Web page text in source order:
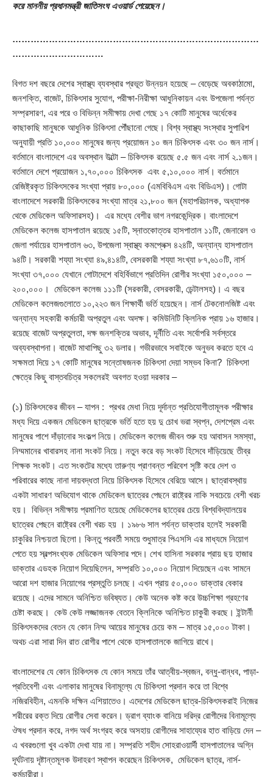
করে মাননীয় প্রধানমন্ত্রী জাতিসংঘ এওয়ার্ড পেয়েছেন।
………………………………………………………………………
…………………………
বিগত দশ বছরে দেশের স্বাস্থ্য ব্যবস্থার প্রভূত উন্নয়ন হয়েছে – বেড়েছে অবকাঠামো,
জনশক্তি, বাজেট, চিকিৎসার সুযোগ, পরীক্ষা-নিরীক্ষা আধুনিকায়ন এবং উপজেলা পর্যন্ত
সম্প্রসারণ, এর পরে ও বিভিন্ন সমীক্ষায় দেখা গেছে ১৭ কোটি মানুষের অর্ধেকের
কাছাকাছি মানুষকে আধুনিক চিকিৎসা পৌঁছানো গেছে। বিশ্ব স্বাস্থ্য সংস্থার সুপারিশ
অনুযায়ী প্রতি ১০,০০০ মানুষের জন্য প্রয়োজন ১০ জন চিকিৎসক এবং ৩০ জন নার্স।
বর্তমানে বাংলাদেশে এর অবস্থান উল্টো – চিকিৎসক রয়েছে ৫.৫ জন এবং নার্স ২.১জন।
বর্তমানে দেশে প্রয়োজন ১,৭০,০০০ চিকিৎসক এবং ৫,১০,০০০ নার্স। বর্তমানে
রেজিষ্ট্রকৃত চিকিৎসকের সংখ্যা প্রায় ৮০,০০০ (এমবিবিএস এবং বিডিএস)। গোটা
বাংলাদেশে সরকারী চিকিৎসকের সংখ্যা মাত্র ২১,৮০০ জন (মহাপরিচালক, অধ্যাপক
থেকে মেডিকেল অফিসারসহ)। এর মধ্যে বেশীর ভাগ নগরকেন্দ্রিক। বাংলাদেশে
মেডিকেল কলেজ হাসপাতাল রয়েছে ১৫টি, স্নাতকোত্তর হাসপাতাল ১১টি, জেনারেল ও
জেলা পর্যায়ের হাসপাতাল ৬৩, উপজেলা স্বাস্থ্য কমপ্লেক্স ৪২৪টি, অন্যান্য হাসপাতাল
৯৪টি। সরকারী শয্যা সংখ্যা ৪৯,৪১৪টি, বেসরকারী শয্যা সংখ্যা ৮৭,৬১০টি, নার্স
সংখ্যা ৩৭,০০০ যেখানে গোটাদেশে বহির্বিভাগে প্রতিদিন রোগীর সংখ্যা ১৫০,০০০ –
২০০,০০০। মেডিকেল কলেজ ১১১টি (সরকারী, বেসরকারী, ডেন্টালসহ)। এ বছর
মেডিকেল কলেজগুলোতে ১০,২২৩ জন শিক্ষার্থী ভর্তি হয়েছেন। নার্স টেকনোলজিষ্ট এবং
অন্যান্য সহকারী কর্মচারী অপ্রতুল এবং অদক্ষ। কমিউনিটি ক্লিনিক প্রায় ১৬ হাজার।
রয়েছে বাজেট অপ্রতুলতা, দক্ষ জনশক্তির অভাব, দূর্নীতি এবং সর্বোপরি সর্বস্তরে
অব্যবস্থাপনা। বাজেট মাথাপিছু ৩২ ডলার। গভীরভাবে সবাইকে অনুভব করতে হবে এ
সক্ষমতা দিয়ে ১৭ কোটি মানুষের সন্তোষজনক চিকিৎসা দেয়া সম্ভব কিনা? চিকিৎসা
ক্ষেত্রে কিছু বাস্তবচিত্র সকলেরই অবগত হওয়া দরকার –
(১) চিকিৎসকের জীবন – যাপন : প্রখর মেধা নিয়ে দূর্দান্ত প্রতিযোগীতামূলক পরীক্ষার
মধ্য দিয়ে একজন মেডিকেল ছাত্রকে ভর্তি হতে হয় দু চোখ ভরা স্বপ্ন, দেশপ্রেম এবং
মানুষের পাশে দাঁড়ানোর সংকল্প নিয়ে। মেডিকেল কলেজ জীবন শুরু হয় আবাসন সমস্যা,
নিম্মমানের খাবারসহ নানা সংকট নিয়ে। নতুন করে বড় সংকট হিসেবে দাঁড়িয়েছে তীব্র
শিক্ষক সংকট। এত সংকটের মধ্যে তারুণ্য প্রাণবন্ত পরিবেশ সৃষ্টি করে দেশ ও
পরিবারের কাছে নানা দায়বদ্ধতা নিয়ে চিকিৎসক হিসেবে বেরিয়ে আসে। ছাত্রাবস্থায়
একটা সাধারণ অভিযোগ থাকে মেডিকেল ছাত্রের পেছনে রাষ্ট্রের নাকি সবচেয়ে বেশী খরচ
হয়। বিভিন্ন সমীক্ষায় প্রমাণিত হয়েছে মেডিকেলের ছাত্রের চেয়ে বিশ্ববিদ্যালয়ের
ছাত্রের পেছনে রাষ্ট্রের বেশী খরচ হয় । ১৯৮৬ সাল পর্যন্ত ডাক্তার হলেই সরকারী
চাকুরির নিশ্চয়তা ছিলো। কিন্তু পরবর্তী সময়ে শুধুমাত্র পিএসসি এর মাধ্যমে নিয়োগ
পেতে হয় স্বল্পসংখ্যক মেডিকেল অফিসার পদে। শেখ হাসিনা সরকার প্রায় ছয় হাজার
ডাক্তার এডহক নিয়োগ দিয়েছিলেন, সম্প্রতি ১০,০০০ নিয়োগ দিয়েছেন এবং সামনে
আরো দশ হাজার নিয়োগের প্রস্তুতি চলছে। এখন প্রায় ৫০,০০০ ডাক্তার বেকার
রয়েছে। এদের সামনে অনিশ্চিত ভবিষ্যত। কেউ অনেক কষ্ট করে উচ্চশিক্ষা গ্রহণের
চেষ্টা করছে। কেউ কেউ লজ্জাজনক বেতনে ক্লিনিকে অনিশ্চিত চাকুরী করছে। ইন্টার্নী
চিকিৎসকদের বেতন যে কোন নিম্ম আয়ের মানুষের চেয়ে কম – মাত্র ১৫,০০০ টাকা।
অথচ এরা সারা দিন রাত রোগীর পাশে থেকে হাসপাতালকে জাগিয়ে রাখে।
বাংলাদেশের যে কোন চিকিৎসক যে কোন সময়ে তাঁর আত্বীয়-স্বজন, বন্ধু-বান্ধব, পাড়া-
প্রতিবেশী এবং এলাকার মানুষের বিনামূল্যে যে চিকিৎসা প্রদান করে তা বিশ্বে
নজিরবিহীন, এমনকি দক্ষিন এশিয়াতেও। এদেশের মেডিকেল ছাত্র-চিকিৎসকরাই নিজের
শরীরের রক্ত দিয়ে রোগীর সেবা করেন। ড্রাগ ব্যাংক বানিয়ে দরিদ্র রোগীদের বিনামূল্যে
ঔষধ প্রদান করে, নগদ অর্থ সংগ্রহ করে অসহায় রোগীদের সাহায্যের হাত বাড়িয়ে দেন –
এ খবরগুলো খুব একটা দেখা যায় না। সম্প্রতি শহীদ সোহরাওয়ার্দী হাসপাতালের অগ্নি
দূর্ঘটনায় দৃষ্টান্তমূলক উদাহরণ স্থাপন করেছেন চিকিৎসক, মেডিকেল ছাত্র, নার্স-
কর্মচারীরা।